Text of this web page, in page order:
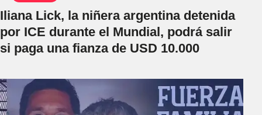
Iliana Lick, la niñera argentina detenida
por ICE durante el Mundial, podrá salir
si paga una fianza de USD 10.000